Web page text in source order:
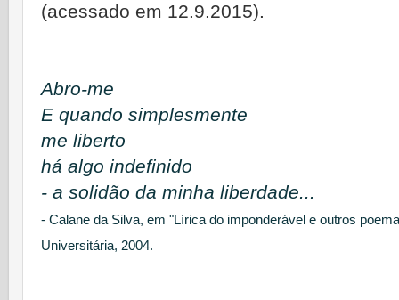
(acessado em 12.9.2015).
Abro-me
E quando simplesmente
me liberto
há algo indefinido
- a solidão da minha liberdade...
- Calane da Silva, em "Lírica do imponderável e outros
Universitária, 2004.